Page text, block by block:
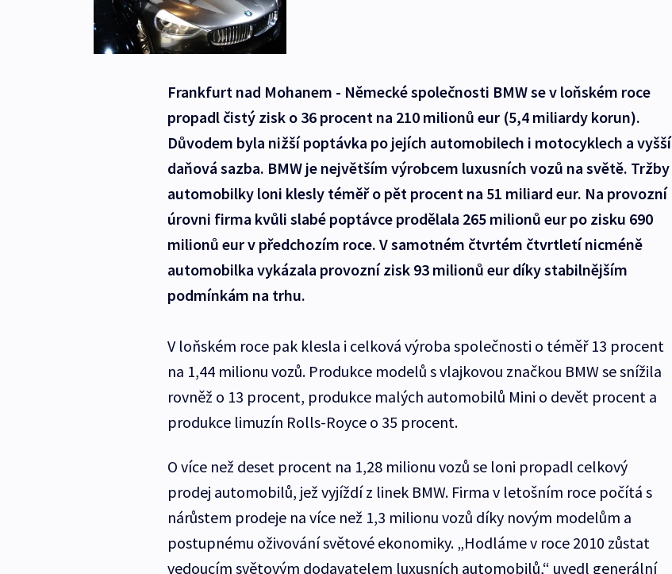
Frankfurt nad Mohanem - Německé společnosti BMW se v loňském roce
propadl čistý zisk o 36 procent na 210 milionů eur (5,4 miliardy korun).
Důvodem byla nižší poptávka po jejích automobilech i motocyklech a vyšší
daňová sazba. BMW je největším výrobcem luxusních vozů na světě. Tržby
automobilky loni klesly téměř o pět procent na 51 miliard eur. Na provozní
úrovni firma kvůli slabé poptávce prodělala 265 milionů eur po zisku 690
milionů eur v předchozím roce. V samotném čtvrtém čtvrtletí nicméně
automobilka vykázala provozní zisk 93 milionů eur díky stabilnějším
podmínkám na trhu.
V loňském roce pak klesla i celková výroba společnosti o téměř 13 procent
na 1,44 milionu vozů. Produkce modelů s vlajkovou značkou BMW se snížila
rovněž o 13 procent, produkce malých automobilů Mini o devět procent a
produkce limuzín Rolls-Royce o 35 procent.
O více než deset procent na 1,28 milionu vozů se loni propadl celkový
prodej automobilů, jež vyjíždí z linek BMW. Firma v letošním roce počítá s
nárůstem prodeje na více než 1,3 milionu vozů díky novým modelům a
postupnému oživování světové ekonomiky. „Hodláme v roce 2010 zůstat
vedoucím světovým dodavatelem luxusních automobilů,“ uvedl generální